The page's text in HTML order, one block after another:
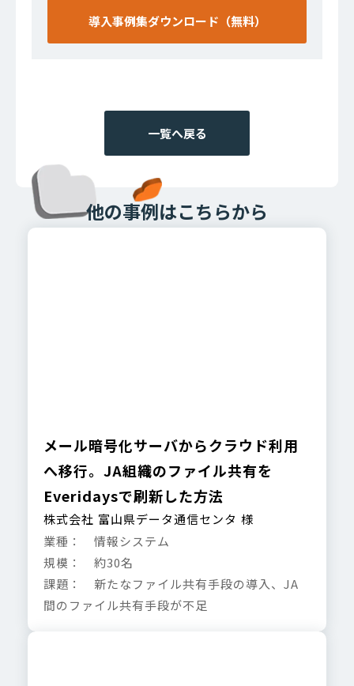
導入事例集ダウンロード（無料）
一覧へ戻る
他の事例はこちらから
メール暗号化サーバからクラウド利用
へ移行。JA組織のファイル共有を
Everidaysで刷新した方法
株式会社 富山県データ通信センタ 様
業種： 情報システム
規模： 約30名
課題： 新たなファイル共有手段の導入、JA
間のファイル共有手段が不足